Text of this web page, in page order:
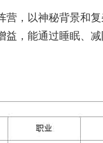
，以神秘背景和
，能通过睡眠、